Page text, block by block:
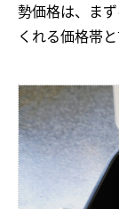
勢価格は、ま
くれる価格帯と